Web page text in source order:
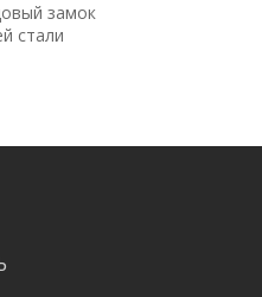
замок
стали